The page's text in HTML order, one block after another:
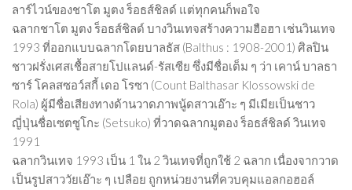
ลาร์ไวน์ของชาโต มูตง ร็อธส์ชิลด์ แต่ทุกคนก็พอใจ
ฉลากชาโต มูตง ร็อธส์ชิลด์ บางวินเทจสร้างความฮือฮา เช่นวินเทจ
1993 ที่ออกแบบฉลากโดยบาลธัส (Balthus : 1908-2001) ศิลปิน
ชาวฝรั่งเศสเชื้อสายโปแลนด์-รัสเซีย ซึ่งมีชื่อเต็ม ๆ ว่า เคาน์ บาลธา
ซาร์ โคลสซอว์สกี้ เดอ โรซา (Count Balthasar Klossowski de
Rola) ผู้มีชื่อเสียงทางด้านวาดภาพนู้ดสาวเอ๊าะ ๆ มีเมียเป็นชาว
ญี่ปุ่นชื่อเซตซูโกะ (Setsuko) ที่วาดฉลากมูตอง ร็อธส์ชิลด์ วินเทจ
1991
ฉลากวินเทจ 1993 เป็น 1 ใน 2 วินเทจที่ถูกใช้ 2 ฉลาก เนื่องจากวาด
เป็นรูปสาววัยเอ๊าะ ๆ เปลือย ถูกหน่วยงานที่ควบคุมแอลกอฮอล์